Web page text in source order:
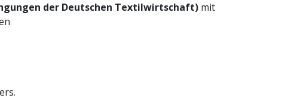
der Deutschen Textilwirtschaft) mit